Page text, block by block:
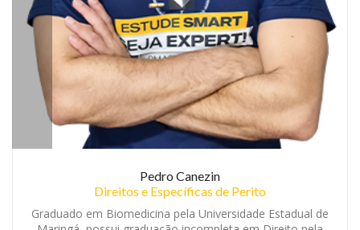
Pedro Canezin
Direitos e Específicas de Perito
Graduado em Biomedicina pela Universidade Estadual de